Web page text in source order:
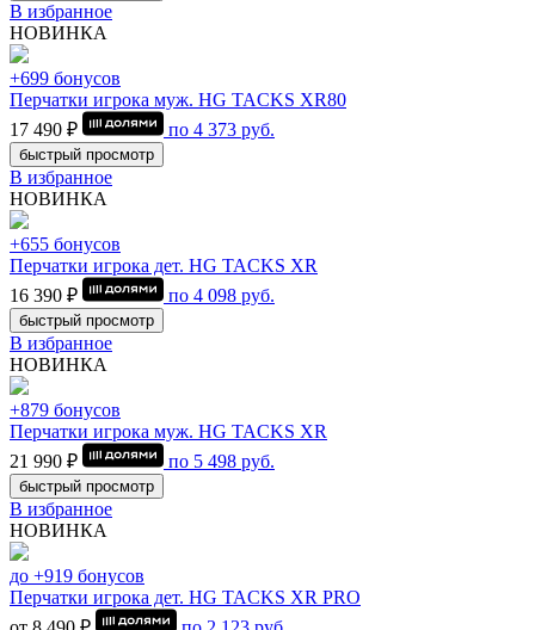
В избранное
НОВИНКА
+699 бонусов
Перчатки игрока муж. HG TACKS XR80
17 490 ₽
по 4 373 руб.
быстрый просмотр
В избранное
НОВИНКА
+655 бонусов
Перчатки игрока дет. HG TACKS XR
16 390 ₽
по 4 098 руб.
быстрый просмотр
В избранное
НОВИНКА
+879 бонусов
Перчатки игрока муж. HG TACKS XR
21 990 ₽
по 5 498 руб.
быстрый просмотр
В избранное
НОВИНКА
до +919 бонусов
Перчатки игрока дет. HG TACKS XR PRO